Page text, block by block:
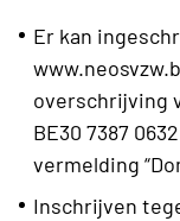
Er kan
overschrijving
BE30 7387
vermelding
Inschrijven